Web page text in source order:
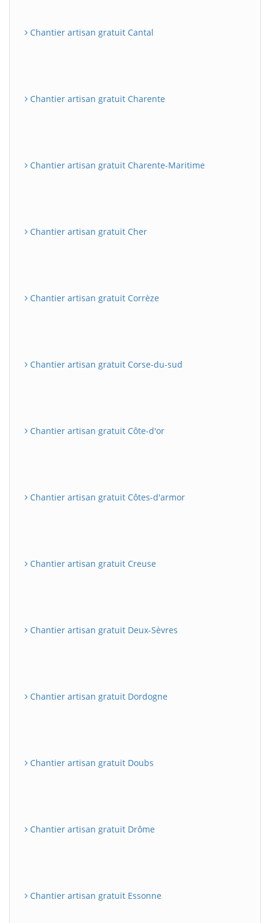
Chantier artisan gratuit Cantal
Chantier artisan gratuit Charente
Chantier artisan gratuit Charente-Maritime
Chantier artisan gratuit Cher
Chantier artisan gratuit Corrèze
Chantier artisan gratuit Corse-du-sud
Chantier artisan gratuit Côte-d'or
Chantier artisan gratuit Côtes-d'armor
Chantier artisan gratuit Creuse
Chantier artisan gratuit Deux-Sèvres
Chantier artisan gratuit Dordogne
Chantier artisan gratuit Doubs
Chantier artisan gratuit Drôme
Chantier artisan gratuit Essonne